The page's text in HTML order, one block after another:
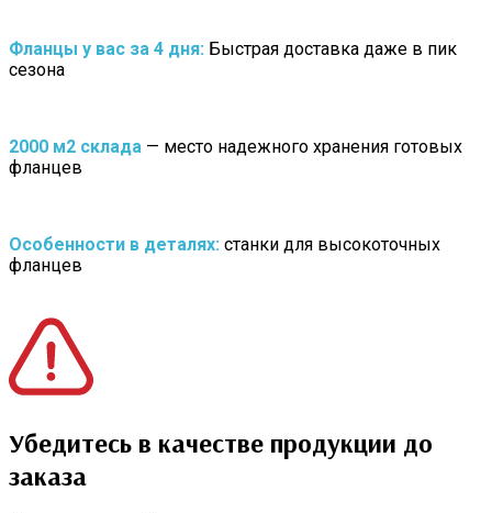
Фланцы у вас за 4 дня: Быстрая доставка даже в пик
сезона
2000 м2 склада — место надежного хранения готовых
фланцев
Особенности в деталях: станки для высокоточных
фланцев
Убедитесь в качестве продукции до
заказа